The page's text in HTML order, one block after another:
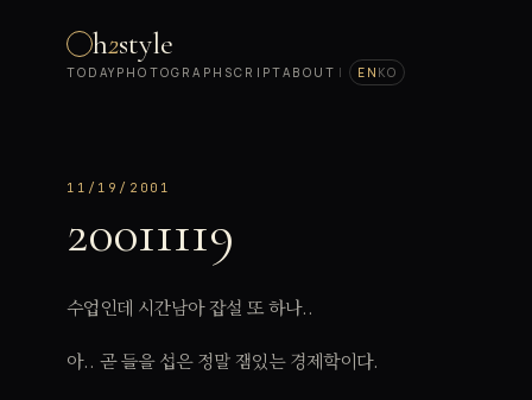
h2style
TODAY PHOTOGRAPH SCRIPTABOUT | EN KO
11/19/2001
20011119
수업인데 시간남아 잡설 또 하나..
아.. 곧 들을 섭은 정말 잼있는 경제학이다.